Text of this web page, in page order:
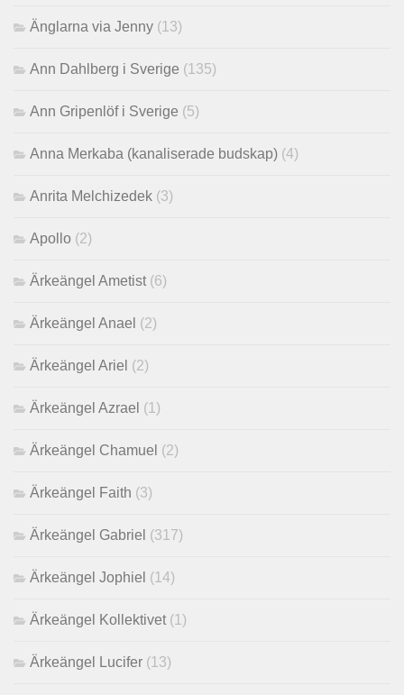
Änglarna via Jenny (13)
Ann Dahlberg i Sverige (135)
Ann Gripenlöf i Sverige (5)
Anna Merkaba (kanaliserade budskap) (4)
Anrita Melchizedek (3)
Apollo (2)
Ärkeängel Ametist (6)
Ärkeängel Anael (2)
Ärkeängel Ariel (2)
Ärkeängel Azrael (1)
Ärkeängel Chamuel (2)
Ärkeängel Faith (3)
Ärkeängel Gabriel (317)
Ärkeängel Jophiel (14)
Ärkeängel Kollektivet (1)
Ärkeängel Lucifer (13)